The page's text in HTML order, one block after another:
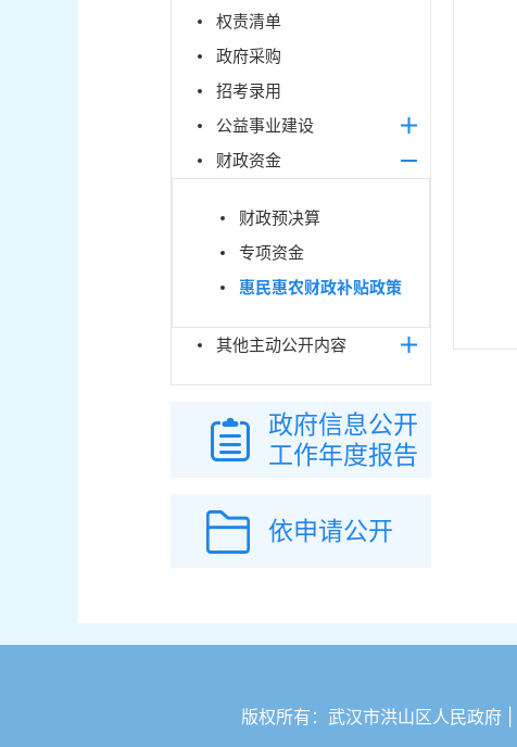
权责清单
政府采购
招考录用
公益事业建设
财政资金
财政预决算
专项资金
惠民惠农财政补贴政策
其他主动公开内容
政府信息公开
工作年度报告
依申请公开
版权所有：武汉市洪山区人民政府 |